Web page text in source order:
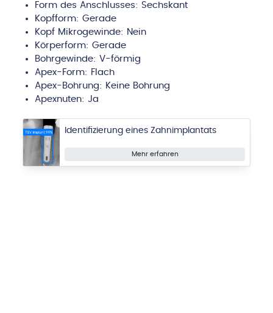
Form des Anschlusses: Sechskant
Kopfform: Gerade
Kopf Mikrogewinde: Nein
Körperform: Gerade
Bohrgewinde: V-förmig
Apex-Form: Flach
Apex-Bohrung: Keine Bohrung
Apexnuten: Ja
Identifizierung eines Zahnimplantats
Mehr erfahren